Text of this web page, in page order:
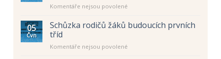
rok
letní
Komentáře nejsou povolené
s
názvem
05
Čvn
Schůzka rodičů žáků budoucích prvních
tříd
Komentáře nejsou povolené